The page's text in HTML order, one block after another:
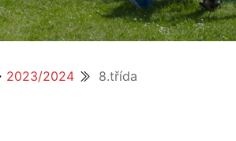
2023/2024 8.třída